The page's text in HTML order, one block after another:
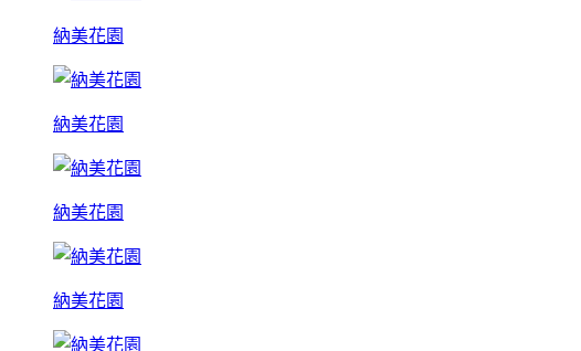
納美花園
納美花園
納美花園
納美花園